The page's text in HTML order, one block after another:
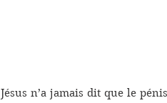
Jésus n’a jamais dit que le